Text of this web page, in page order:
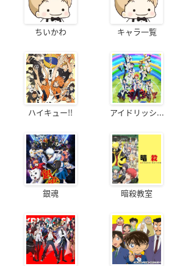
ちいかわ キャラ一覧
ハイキュー!! アイドリッシ...
銀魂 暗殺教室